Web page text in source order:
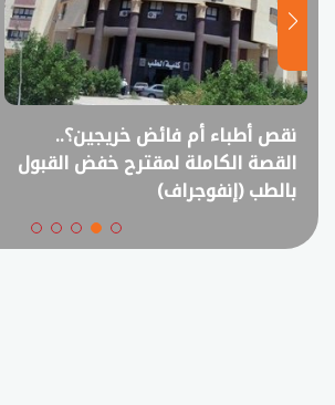
نقص أطباء أم فائض خريجين؟..
القصة الكاملة لمقترح خفض القبول
بالطب (إنفوجراف)